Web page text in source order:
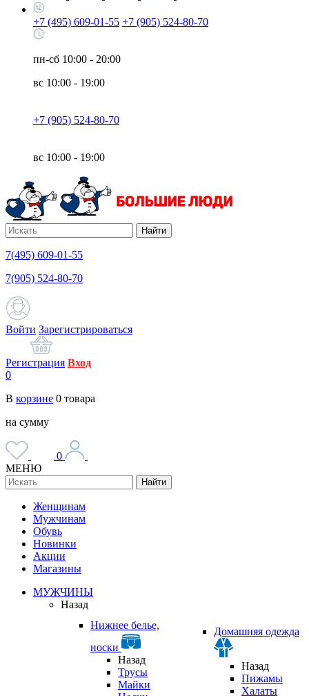
+7 (495) 609-01-55 +7 (905) 524-80-70
пн-сб 10:00 - 20:00
вс 10:00 - 19:00
+7 (905) 524-80-70
вс 10:00 - 19:00
Найти
7(495) 609-01-55
7(905) 524-80-70
Войти Зарегистрироваться
Регистрация Вход
0
В корзине 0 товара
на сумму
0
МЕНЮ
Найти
Женщинам
Мужчинам
Обувь
Новинки
Акции
Магазины
МУЖЧИНЫ
Назад
Нижнее белье,
носки
Назад
Трусы
Майки
Домашняя одежда
Назад
Пижамы
Халаты